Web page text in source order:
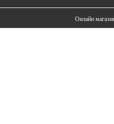
Онлайн